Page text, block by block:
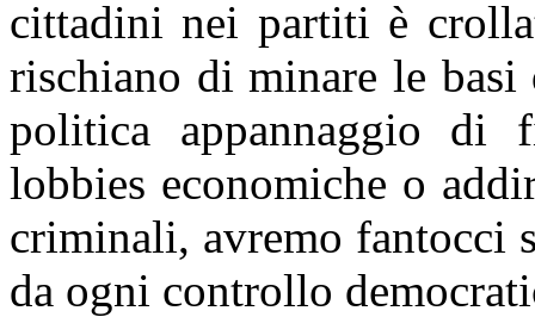
cittadini nei partiti è
rischiano di minare le basi
politica appannaggio
lobbies economiche o
criminali, avremo fantocci
da ogni controllo